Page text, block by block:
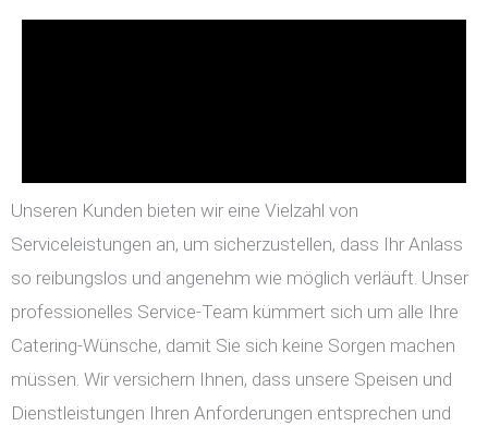
Unseren Kunden bieten wir eine Vielzahl von
Serviceleistungen an, um sicherzustellen, dass Ihr Anlass
so reibungslos und angenehm wie möglich verläuft. Unser
professionelles Service-Team kümmert sich um alle Ihre
Catering-Wünsche, damit Sie sich keine Sorgen machen
müssen. Wir versichern Ihnen, dass unsere Speisen und
Dienstleistungen Ihren Anforderungen entsprechen und